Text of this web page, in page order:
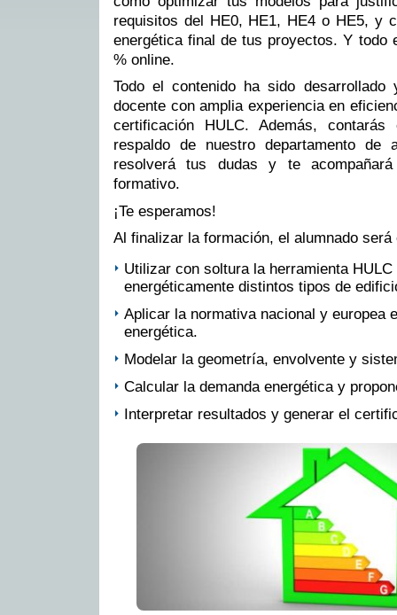
requisitos del HE0, HE1, HE4 o HE5, y
energética final de tus proyectos. Y todo
% online.
Todo el contenido ha sido desarrollado
docente con amplia experiencia en
certificación HULC. Además,
respaldo de nuestro departamento de
resolverá tus dudas y te
formativo.
¡Te esperamos!
Al finalizar la formación, el alumnado será
Utilizar con soltura la herramienta
energéticamente distintos tipos de
Aplicar la normativa nacional y europea
energética.
Modelar la geometría, envolvente y
Calcular la demanda energética y
Interpretar resultados y generar el